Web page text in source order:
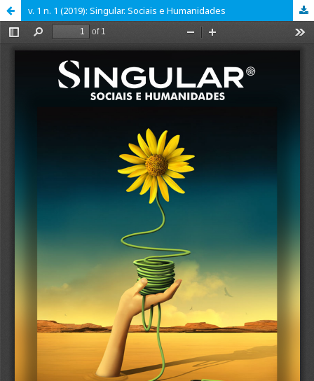
v. 1 n. 1 (2019): Singular. Sociais e Humanidades